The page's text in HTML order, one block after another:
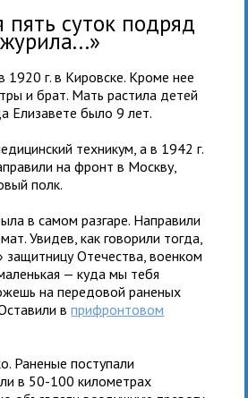
суток подряд
1920 г. в Кировске. Кроме нее
и брат. Мать растила детей
Елизавете было 9 лет.
техникум, а в 1942 г.
на фронт в Москву,
полк.
в самом разгаре. Направили
Увидев, как говорили тогда,
защитницу Отечества, военком
— куда мы тебя
на передовой раненых
вприфронтовом
Раненые поступали
в 50-100 километрах